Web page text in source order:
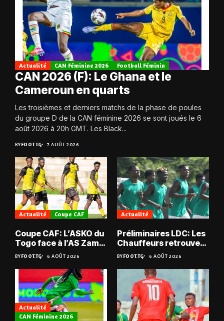
Actualité CAN Féminine 2026 Football Féminin
CAN 2026 (F): Le Ghana et le
Cameroun en quarts
Les troisièmes et derniers matchs de la phase de poules
du groupe D de la CAN féminine 2026 se sont joués le 6
août 2026 à 20h GMT. Les Black...
BYFOOT.TG 7 AOÛT 2026
Actualité Coupe CAF
Coupe CAF: L’ASKO du
Togo face à l’AS Zam
du Niger
BYFOOT.TG 6 AOÛT 2026
Actualité
Préliminaires LDC: Les
Chauffeurs retrouvent
les Mimos
BYFOOT.TG 6 AOÛT 2026
Actualité
CAN Féminine 2026